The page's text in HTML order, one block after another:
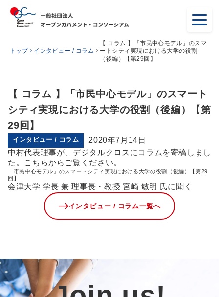
トップ インタビュー / コラム
【 コラム 】「市民中心モデル」のスマ
ートシティ実現における大学の役割
（後編）【第29回】
【 コラム 】「市民中心モデル」のスマート
シティ実現における大学の役割（後編）【第
29回】
インタビュー / コラム
2020年7月14日
中村代表理事が、デジタルクロスにコラムを寄稿しまし
た。こちらからご覧ください。
「市民中心モデル」のスマートシティ実現における大学の役割（後編）【第29
回】
会津大学 学長 兼 理事長・教授 宮崎 敏明 氏に聞く
インタビュー / コラム一覧へ